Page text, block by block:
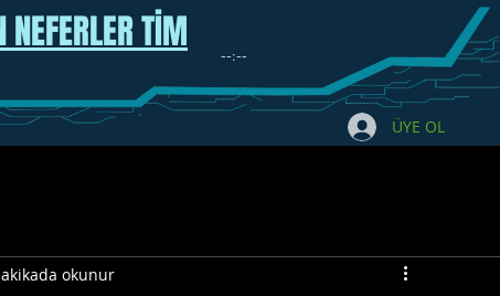
NEFERLER TİM
ÜYE OL
okunur